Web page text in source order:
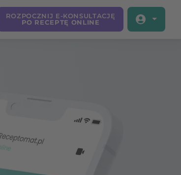
ROZPOCZNIJ E-KONSULTACJĘ
PO RECEPTĘ ONLINE